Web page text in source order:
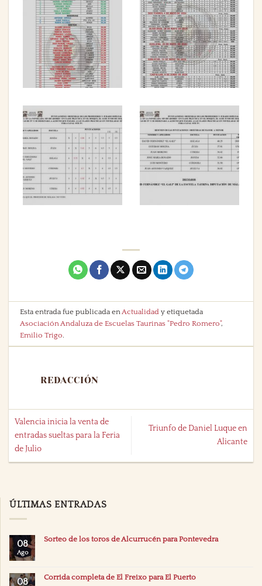
Esta entrada fue publicada enActualidad y etiquetada
Asociación Andaluza de Escuelas Taurinas "Pedro Romero",
Emilio Trigo.
REDACCIÓN
Valencia inicia la venta de
entradas sueltas para la Feria
de Julio
Triunfo de Daniel Luque en
Alicante
ÚLTIMAS ENTRADAS
08
Ago
Sorteo de los toros de Alcurrucén para Pontevedra
08 Corrida completa de El Freixo para El Puerto